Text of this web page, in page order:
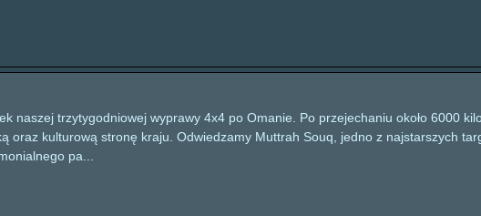
naszej trzytygodniowej wyprawy 4x4 po Omanie. Po przejechaniu około 6000
oraz kulturową stronę kraju. Odwiedzamy Muttrah Souq, jedno z najstarszych
pa...